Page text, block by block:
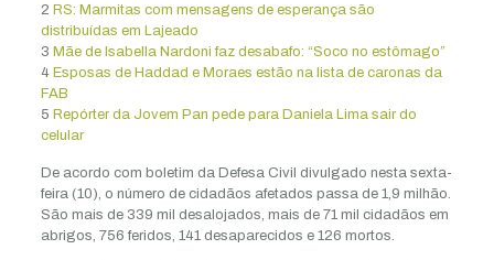
2 RS: Marmitas com mensagens de esperança são
distribuídas em Lajeado
3 Mãe de Isabella Nardoni faz desabafo: “Soco no estômago”
4 Esposas de Haddad e Moraes estão na lista de caronas da
FAB
5 Repórter da Jovem Pan pede para Daniela Lima sair do
celular
De acordo com boletim da Defesa Civil divulgado nesta sexta-
feira (10), o número de cidadãos afetados passa de 1,9 milhão.
São mais de 339 mil desalojados, mais de 71 mil cidadãos em
abrigos, 756 feridos, 141 desaparecidos e 126 mortos.